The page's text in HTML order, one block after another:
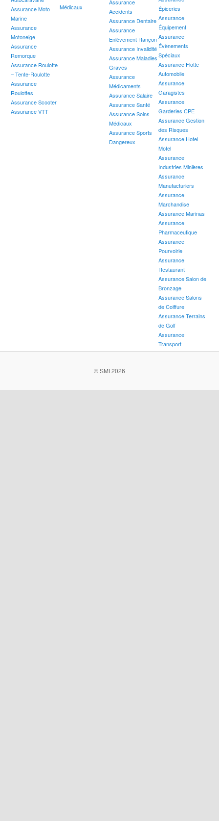
Épiceries
Assurance
Équipement
Assurance
Évènements
Spéciaux
Assurance Flotte
Automobile
Assurance
Garagistes
Assurance
Garderies CPE
Assurance Gestion
des Risques
Assurance Hotel
Motel
Assurance
Industries Minières
Assurance
Manufacturiers
Assurance
Marchandise
Assurance Marinas
Assurance
Pharmaceutique
Assurance
Pourvoirie
Assurance
Restaurant
Assurance Salon de
Bronzage
Assurance Salons
de Coiffure
Assurance Terrains
de Golf
Assurance
Transport
Assurance Moto
Marine
Assurance
Motoneige
Assurance
Remorque
Assurance Roulotte
– Tente-Roulotte
Assurance
Roulottes
Assurance Scooter
Assurance VTT
Médicaux
Assurance
Accidents
Assurance Dentaire
Assurance
Enlèvement Rançon
Assurance Invalidité
Assurance Maladies
Graves
Assurance
Médicaments
Assurance Salaire
Assurance Santé
Assurance Soins
Médicaux
Assurance Sports
Dangereux
© SMI 2026